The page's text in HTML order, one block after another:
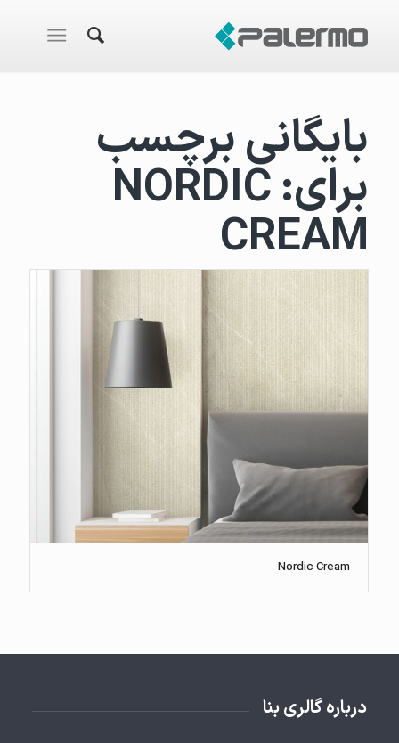
بایگانی برچسب
برای:NORDIC
CREAM
Nordic Cream
درباره گالری بنا